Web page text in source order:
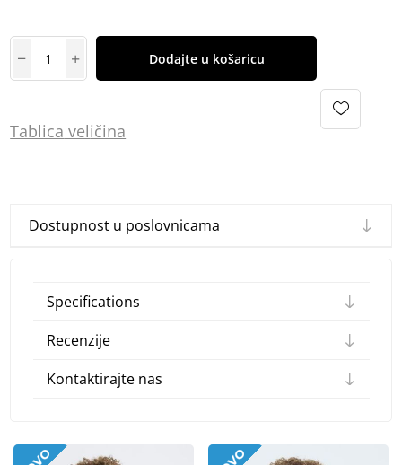
Dodajte u košaricu
Tablica veličina
Dostupnost u poslovnicama
Specifications
Recenzije
Kontaktirajte nas